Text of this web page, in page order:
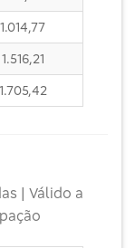
1.014,77
1.516,21
1.705,42
| Válido a